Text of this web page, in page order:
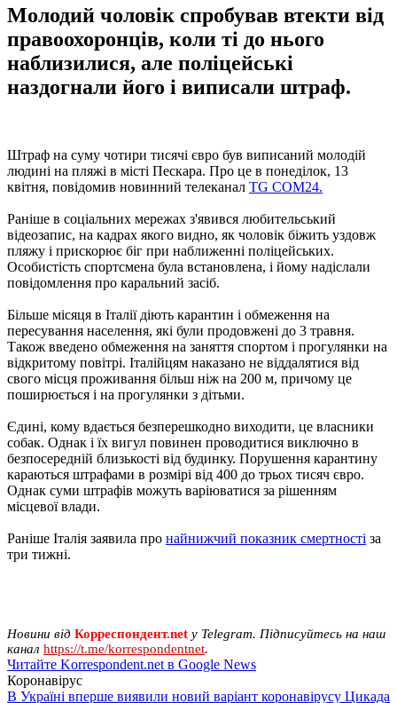
Молодий чоловік спробував втекти від
правоохоронців, коли ті до нього
наблизилися, але поліцейські
наздогнали його і виписали штраф.
Штраф на суму чотири тисячі євро був виписаний молодій
людині на пляжі в місті Пескара. Про це в понеділок, 13
квітня, повідомив новинний телеканал TG COM24.
Раніше в соціальних мережах з'явився любительський
відеозапис, на кадрах якого видно, як чоловік біжить уздовж
пляжу і прискорює біг при наближенні поліцейських.
Особистість спортсмена була встановлена, і йому надіслали
повідомлення про каральний засіб.
Більше місяця в Італії діють карантин і обмеження на
пересування населення, які були продовжені до 3 травня.
Також введено обмеження на заняття спортом і прогулянки на
відкритому повітрі. Італійцям наказано не віддалятися від
свого місця проживання більш ніж на 200 м, причому це
поширюється і на прогулянки з дітьми.
Єдині, кому вдається безперешкодно виходити, це власники
собак. Однак і їх вигул повинен проводитися виключно в
безпосередній близькості від будинку. Порушення карантину
караються штрафами в розмірі від 400 до трьох тисяч євро.
Однак суми штрафів можуть варіюватися за рішенням
місцевої влади.
Раніше Італія заявила про найнижчий показник смертності за
три тижні.
Новини від Корреспондент.net у Telegram. Підписуйтесь на наш
канал https://t.me/korrespondentnet.
Читайте Korrespondent.net в Google News
Коронавірус
В Україні вперше виявили новий варіант коронавірусу Цикада